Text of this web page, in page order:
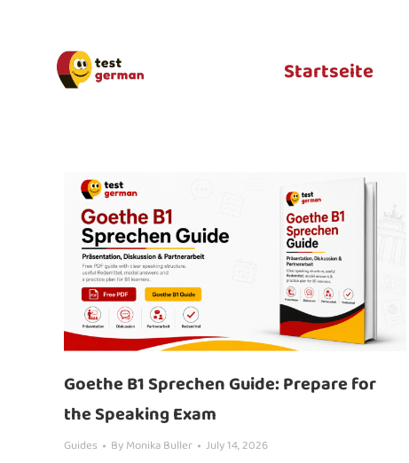
Startseite
Goethe B1 Sprechen Guide: Prepare for
the Speaking Exam
Guides ByMonika Buller July 14, 2026